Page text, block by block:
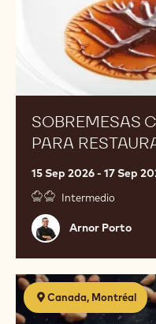
SOBREMESAS
PARA
15 Sep 2026 - 17 Sep
Intermedio
Arnor
Porto
Arnor Porto
Canada, Montréal
Confiseries
chocolatées